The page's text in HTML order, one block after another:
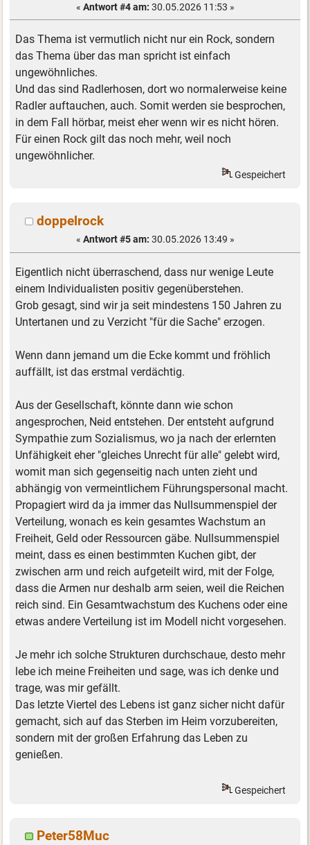
« Antwort #4 am: 30.05.2026 11:53 »
Das Thema ist vermutlich nicht nur ein Rock, sondern
das Thema über das man spricht ist einfach
ungewöhnliches.
Und das sind Radlerhosen, dort wo normalerweise keine
Radler auftauchen, auch. Somit werden sie besprochen,
in dem Fall hörbar, meist eher wenn wir es nicht hören.
Für einen Rock gilt das noch mehr, weil noch
ungewöhnlicher.
Gespeichert
doppelrock
« Antwort #5 am: 30.05.2026 13:49 »
Eigentlich nicht überraschend, dass nur wenige Leute
einem Individualisten positiv gegenüberstehen.
Grob gesagt, sind wir ja seit mindestens 150 Jahren zu
Untertanen und zu Verzicht "für die Sache" erzogen.
Wenn dann jemand um die Ecke kommt und fröhlich
auffällt, ist das erstmal verdächtig.
Aus der Gesellschaft, könnte dann wie schon
angesprochen, Neid entstehen. Der entsteht aufgrund
Sympathie zum Sozialismus, wo ja nach der erlernten
Unfähigkeit eher "gleiches Unrecht für alle" gelebt wird,
womit man sich gegenseitig nach unten zieht und
abhängig von vermeintlichem Führungspersonal macht.
Propagiert wird da ja immer das Nullsummenspiel der
Verteilung, wonach es kein gesamtes Wachstum an
Freiheit, Geld oder Ressourcen gäbe. Nullsummenspiel
meint, dass es einen bestimmten Kuchen gibt, der
zwischen arm und reich aufgeteilt wird, mit der Folge,
dass die Armen nur deshalb arm seien, weil die Reichen
reich sind. Ein Gesamtwachstum des Kuchens oder eine
etwas andere Verteilung ist im Modell nicht vorgesehen.
Je mehr ich solche Strukturen durchschaue, desto mehr
lebe ich meine Freiheiten und sage, was ich denke und
trage, was mir gefällt.
Das letzte Viertel des Lebens ist ganz sicher nicht dafür
gemacht, sich auf das Sterben im Heim vorzubereiten,
sondern mit der großen Erfahrung das Leben zu
genießen.
Gespeichert
Peter58Muc